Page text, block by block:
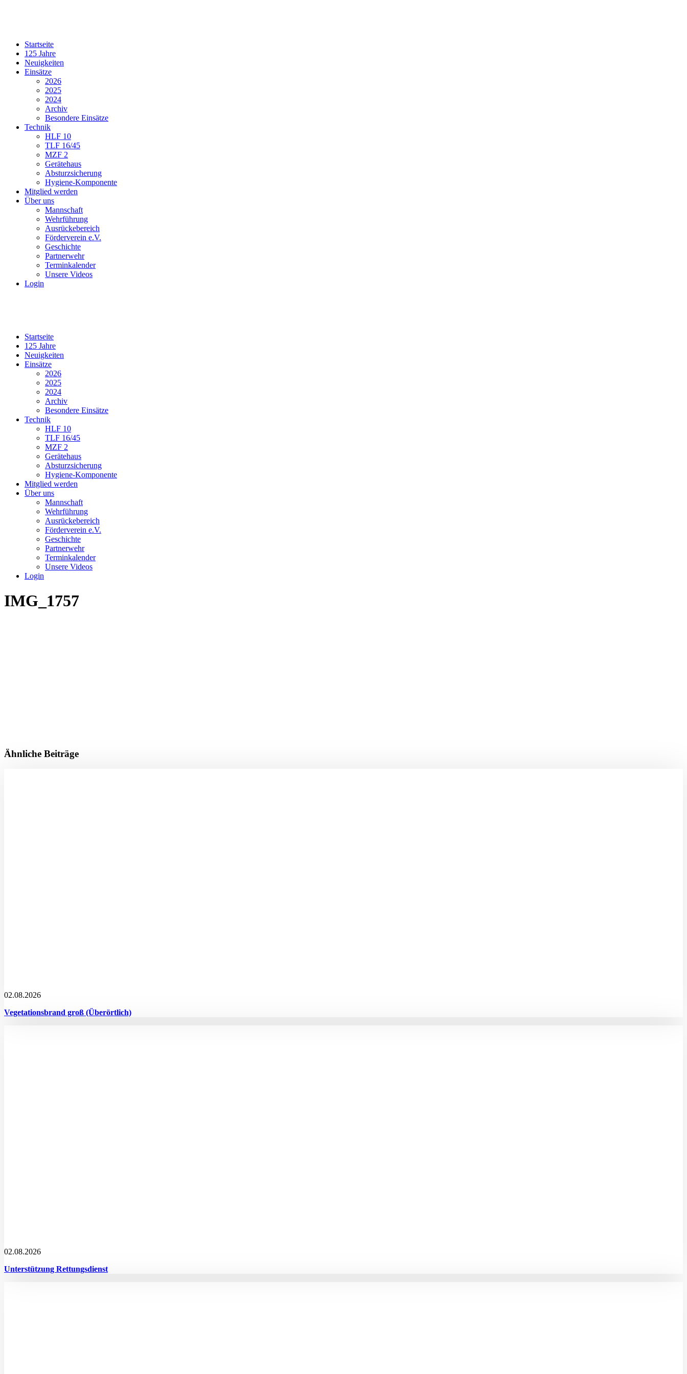
Startseite
125 Jahre
Neuigkeiten
Einsätze
2026
2025
2024
Archiv
Besondere Einsätze
Technik
HLF 10
TLF 16/45
MZF 2
Gerätehaus
Absturzsicherung
Hygiene-Komponente
Mitglied werden
Über uns
Mannschaft
Wehrführung
Ausrückebereich
Förderverein e.V.
Geschichte
Partnerwehr
Terminkalender
Unsere Videos
Login
Startseite
125 Jahre
Neuigkeiten
Einsätze
2026
2025
2024
Archiv
Besondere Einsätze
Technik
HLF 10
TLF 16/45
MZF 2
Gerätehaus
Absturzsicherung
Hygiene-Komponente
Mitglied werden
Über uns
Mannschaft
Wehrführung
Ausrückebereich
Förderverein e.V.
Geschichte
Partnerwehr
Terminkalender
Unsere Videos
Login
IMG_1757
Ähnliche Beiträge
02.08.2026
Vegetationsbrand groß (Überörtlich)
02.08.2026
Unterstützung Rettungsdienst